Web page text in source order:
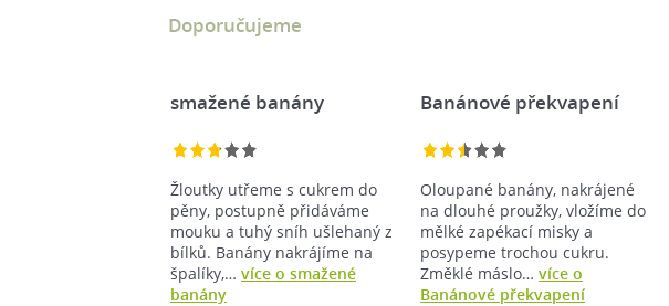
Doporučujeme
smažené banány
Žloutky utřeme s cukrem do
pěny, postupně přidáváme
mouku a tuhý sníh ušlehaný z
bílků. Banány nakrájíme na
špalíky,… více o smažené
banány
Banánové překvapení
Oloupané banány, nakrájené
na dlouhé proužky, vložíme do
mělké zapékací misky a
posypeme trochou cukru.
Změklé máslo…více o
Banánové překvapení